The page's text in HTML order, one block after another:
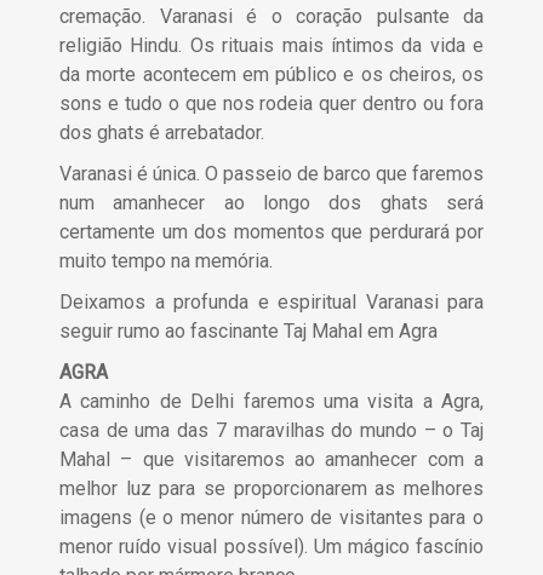
cremação. Varanasi é o coração pulsante da
religião Hindu. Os rituais mais íntimos da vida e
da morte acontecem em público e os cheiros, os
sons e tudo o que nos rodeia quer dentro ou fora
dos ghats é arrebatador.
Varanasi é única. O passeio de barco que faremos
num amanhecer ao longo dos ghats será
certamente um dos momentos que perdurará por
muito tempo na memória.
Deixamos a profunda e espiritual Varanasi para
seguir rumo ao fascinante Taj Mahal em Agra
AGRA
A caminho de Delhi faremos uma visita a Agra,
casa de uma das 7 maravilhas do mundo – o Taj
Mahal – que visitaremos ao amanhecer com a
melhor luz para se proporcionarem as melhores
imagens (e o menor número de visitantes para o
menor ruído visual possível). Um mágico fascínio